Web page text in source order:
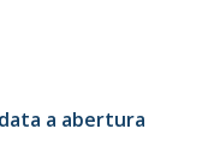
a abertura